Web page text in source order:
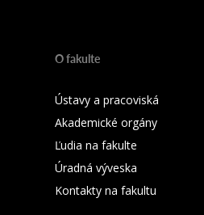
O fakulte
Ústavy a pracoviská
Akademické orgány
Ľudia na fakulte
Úradná výveska
Kontakty na fakultu